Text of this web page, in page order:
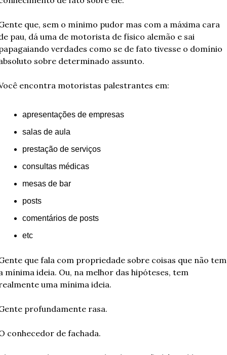
que, sem o mínimo pudor mas com a máxima cara
pau, dá uma de motorista de físico alemão e sai
verdades como se de fato tivesse o domínio
sobre determinado assunto.
encontra motoristas palestrantes em:
apresentações de empresas
salas de aula
prestação de serviços
consultas médicas
mesas de bar
posts
comentários de posts
etc
que fala com propriedade sobre coisas que não tem
mínima ideia. Ou, na melhor das hipóteses, tem
uma mínima ideia.
profundamente rasa.
conhecedor de fachada.